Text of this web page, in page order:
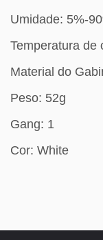
Umidade: 5%-
Temperatura de
Material do
Peso: 52g
Gang: 1
Cor: White